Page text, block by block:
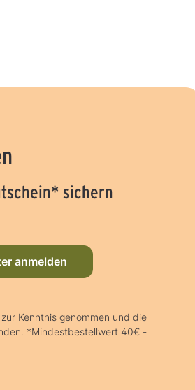
sichern
anmelden
Kenntnis genommen und die
*Mindestbestellwert 40€ -